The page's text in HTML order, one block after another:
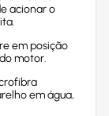
acionar o
em posição
motor.
em água,